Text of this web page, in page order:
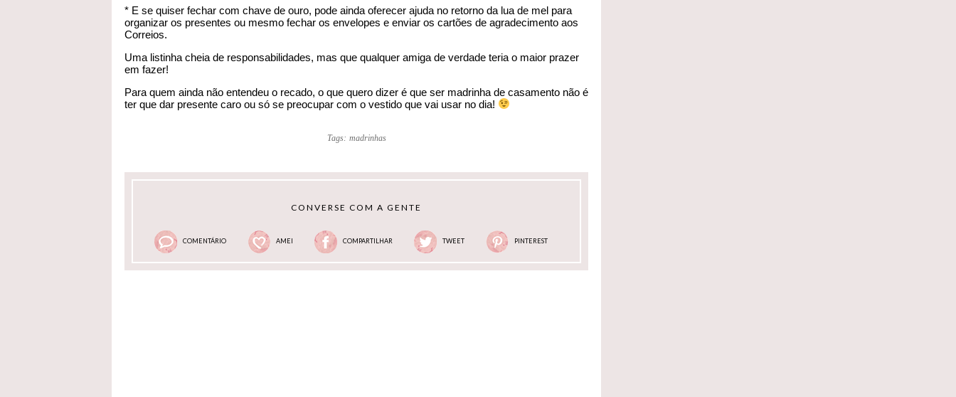
* E se quiser fechar com chave de ouro, pode ainda oferecer ajuda no retorno da lua de mel para
organizar os presentes ou mesmo fechar os envelopes e enviar os cartões de agradecimento aos
Correios.
Uma listinha cheia de responsabilidades, mas que qualquer amiga de verdade teria o maior prazer
em fazer!
Para quem ainda não entendeu o recado, o que quero dizer é que ser madrinha de casamento não é
ter que dar presente caro ou só se preocupar com o vestido que vai usar no dia!
Tags: madrinhas
CONVERSE COM A GENTE
COMENTÁRIO AMEI COMPARTILHAR TWEET PINTEREST